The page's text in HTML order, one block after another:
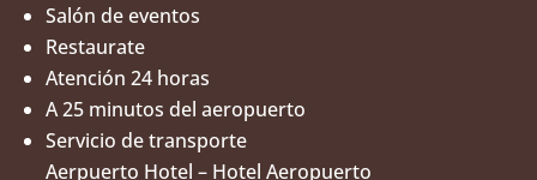
Salón de eventos
Restaurate
Atención 24 horas
A 25 minutos del aeropuerto
Servicio de transporte
Aerpuerto Hotel – Hotel Aeropuerto